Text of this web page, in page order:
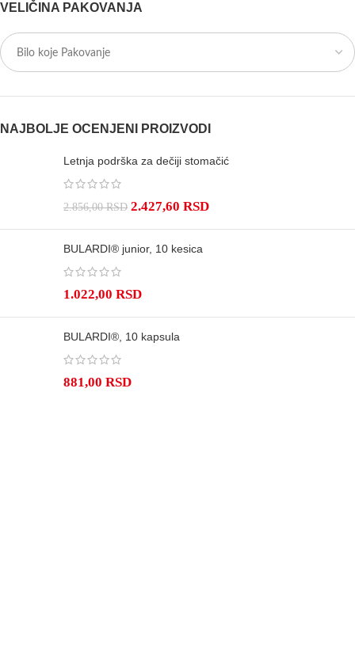
VELIČINA PAKOVANJA
NAJBOLJE OCENJENI PROIZVODI
Letnja podrška za dečiji stomačić
2.856,00RSD 2.427,60 RSD
BULARDI® junior, 10 kesica
1.022,00 RSD
BULARDI®, 10 kapsula
881,00 RSD